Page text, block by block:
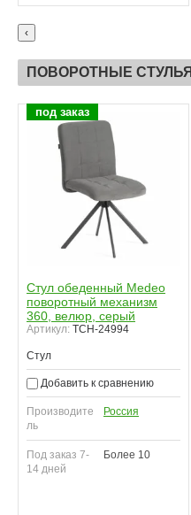
‹
ПОВОРОТНЫЕ СТУЛЬЯ
под заказ
Стул обеденный Medeo
поворотный механизм
360, велюр, серый
Артикул: TCH-24994
Стул
Добавить к сравнению
Производите
ль
Россия
Под заказ 7-
14 дней
Более 10